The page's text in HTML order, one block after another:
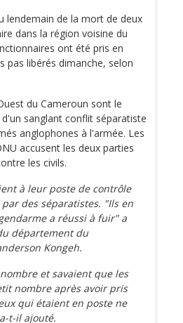
lendemain de la mort de deux
dans la région voisine du
ont été pris en
libérés dimanche, selon
du Cameroun sont le
sanglant conflit séparatiste
anglophones à l'armée. Les
accusent les deux parties
les civils.
à leur poste de contrôle
des séparatistes. "Ils en
a réussi à fuir" a
département du
Kongeh.
et savaient que les
nombre après avoir pris
qui étaient en poste ne
t-il ajouté.